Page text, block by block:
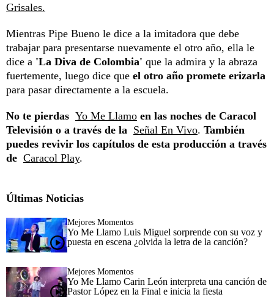
Grisales.
Mientras Pipe Bueno le dice a la imitadora que debe
trabajar para presentarse nuevamente el otro año, ella le
dice a 'La Diva de Colombia' que la admira y la abraza
fuertemente, luego dice que el otro año promete erizarla
para pasar directamente a la escuela.
No te pierdas Yo Me Llamo en las noches de Caracol
Televisión o a través de la Señal En Vivo. También
puedes revivir los capítulos de esta producción a través
de Caracol Play.
Últimas Noticias
Mejores Momentos
Yo Me Llamo Luis Miguel sorprende con su voz y
puesta en escena ¿olvida la letra de la canción?
Mejores Momentos
Yo Me Llamo Carin León interpreta una canción de
Pastor López en la Final e inicia la fiesta